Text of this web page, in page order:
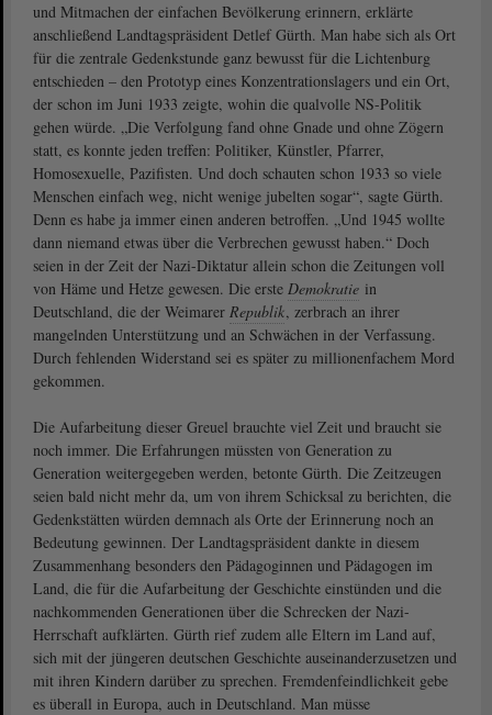
und Mitmachen der einfachen Bevölkerung erinnern, erklärte
anschließend Landtagspräsident Detlef Gürth. Man habe sich als Ort
für die zentrale Gedenkstunde ganz bewusst für die Lichtenburg
entschieden – den Prototyp eines Konzentrationslagers und ein Ort,
der schon im Juni 1933 zeigte, wohin die qualvolle NS-Politik
gehen würde. „Die Verfolgung fand ohne Gnade und ohne Zögern
statt, es konnte jeden treffen: Politiker, Künstler, Pfarrer,
Homosexuelle, Pazifisten. Und doch schauten schon 1933 so viele
Menschen einfach weg, nicht wenige jubelten sogar“, sagte Gürth.
Denn es habe ja immer einen anderen betroffen. „Und 1945 wollte
dann niemand etwas über die Verbrechen gewusst haben.“ Doch
seien in der Zeit der Nazi-Diktatur allein schon die Zeitungen voll
von Häme und Hetze gewesen. Die erste Demokratie in
Deutschland, die der Weimarer Republik, zerbrach an ihrer
mangelnden Unterstützung und an Schwächen in der Verfassung.
Durch fehlenden Widerstand sei es später zu millionenfachem Mord
gekommen.
Die Aufarbeitung dieser Greuel brauchte viel Zeit und braucht sie
noch immer. Die Erfahrungen müssten von Generation zu
Generation weitergegeben werden, betonte Gürth. Die Zeitzeugen
seien bald nicht mehr da, um von ihrem Schicksal zu berichten, die
Gedenkstätten würden demnach als Orte der Erinnerung noch an
Bedeutung gewinnen. Der Landtagspräsident dankte in diesem
Zusammenhang besonders den Pädagoginnen und Pädagogen im
Land, die für die Aufarbeitung der Geschichte einstünden und die
nachkommenden Generationen über die Schrecken der Nazi-
Herrschaft aufklärten. Gürth rief zudem alle Eltern im Land auf,
sich mit der jüngeren deutschen Geschichte auseinanderzusetzen und
mit ihren Kindern darüber zu sprechen. Fremdenfeindlichkeit gebe
es überall in Europa, auch in Deutschland. Man müsse